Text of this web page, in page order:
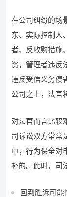
在公司纠纷的场
东、实际控制人
者、反收购措施
资，管理者违反
违反受信义务侵
公司之上，法官
对法官而言比较
司诉讼双方常常
中，行为保全对
补的。此时，司
回到胜诉可能